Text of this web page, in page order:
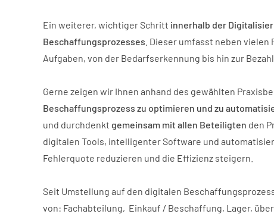
Ein weiterer, wichtiger Schritt innerhalb der
Beschaffungsprozesses . Dieser umfasst neben
Aufgaben, von der Bedarfserkennung bis hin zur
Gerne zeigen wir Ihnen anhand des gewählten
Beschaffungsprozess zu optimieren und zu
und durchdenkt gemeinsam mit allen Beteiligten den
digitalen Tools, intelligenter Software und
Fehlerquote reduzieren und die Effizienz steigern.
Seit Umstellung auf den digitalen
von: Fachabteilung, Einkauf / Beschaffung, Lager,